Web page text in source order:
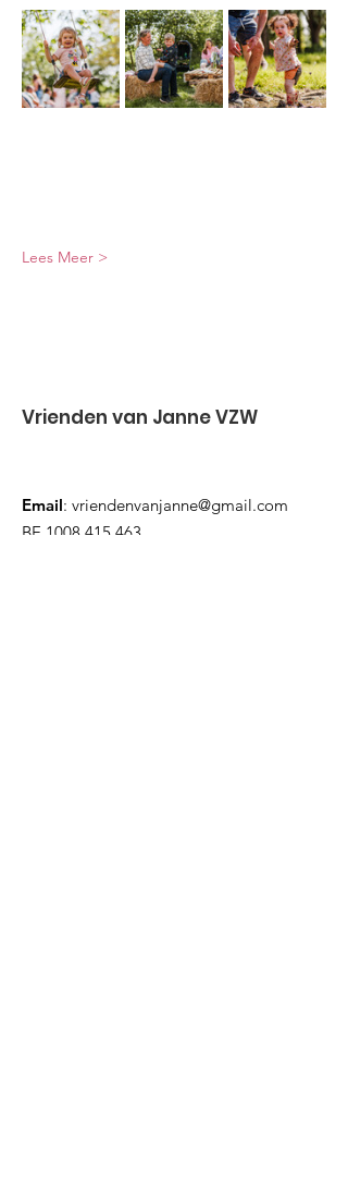
Lees Meer >
Vrienden van Janne VZW
Email: vriendenvanjanne@gmail.com
BE 1008 415 463